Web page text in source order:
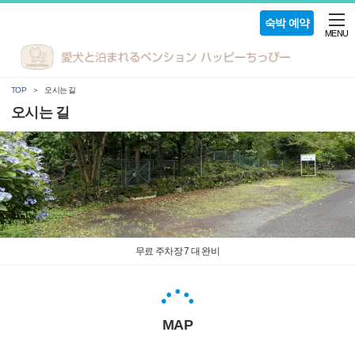
숙박 예약
MENU
TOP 오시는 길
오시는 길
무료 주차장 7 대 완비
MAP